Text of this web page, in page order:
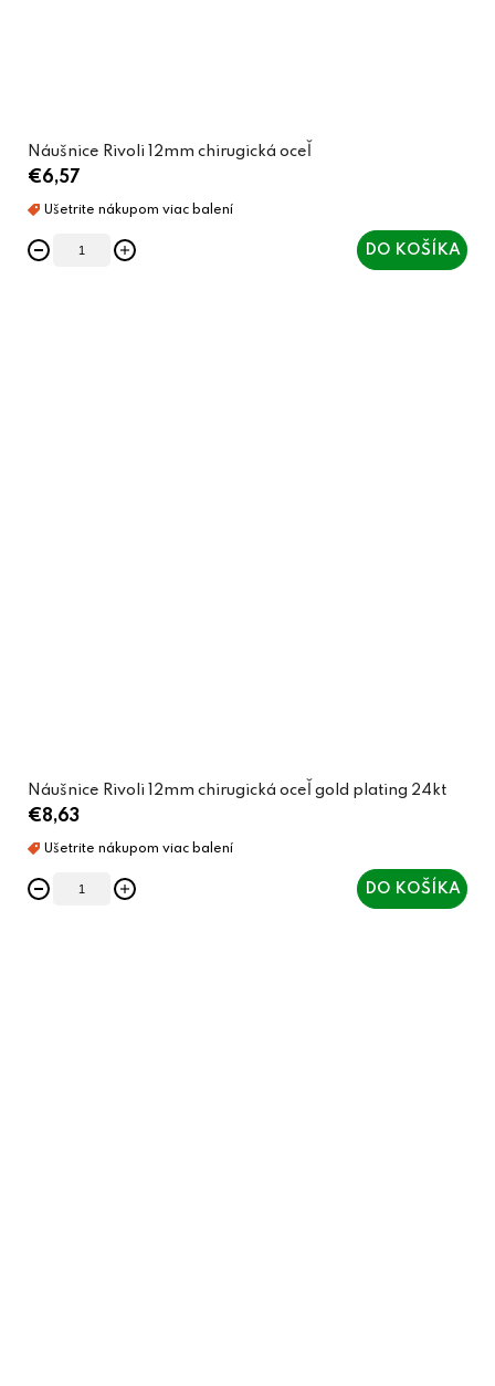
Náušnice Rivoli 12mm chirugická oceľ
€6,57
DO KOŠÍKA
Náušnice Rivoli 12mm chirugická oceľ gold plating 24kt
€8,63
DO KOŠÍKA